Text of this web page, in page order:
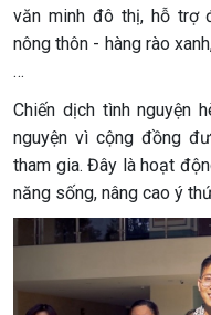
văn minh đô thị, hỗ trợ
nông thôn - hàng rào
…
Chiến dịch tình nguyện
nguyện vì cộng đồng
tham gia. Đây là hoạt
năng sống, nâng cao ý